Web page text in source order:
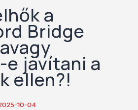
klub
a
Bridge
javítani a
ellen?!
10-04